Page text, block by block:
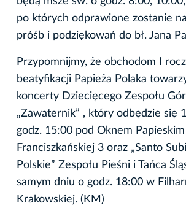
po których odprawione zostanie
próśb i podziękowań do bł. Jana
Przypomnijmy, że obchodom I
beatyfikacji Papieża Polaka
koncerty Dziecięcego Zespołu
„Zawaternik” , który odbędzie się
godz. 15:00 pod Oknem
Franciszkańskiej 3 oraz „Santo
Polskie” Zespołu Pieśni i Tańca
samym dniu o godz. 18:00 w
Krakowskiej. (KM)